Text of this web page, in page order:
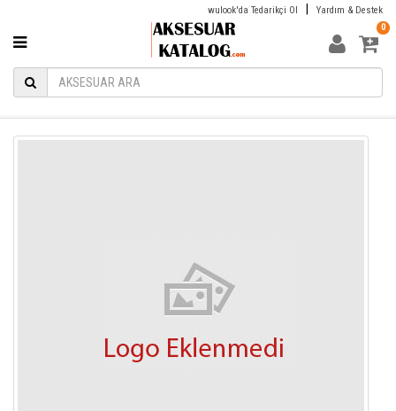
wulook'da Tedarikçi Ol Yardım & Destek
0